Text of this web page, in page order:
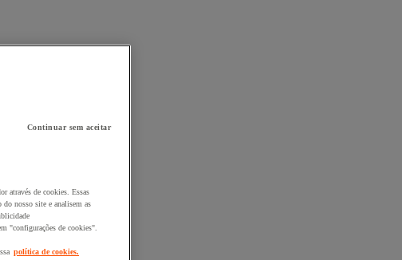
Continuar sem aceitar
através de cookies. Essas
do nosso site e analisem as
"configurações de cookies".
política de cookies.